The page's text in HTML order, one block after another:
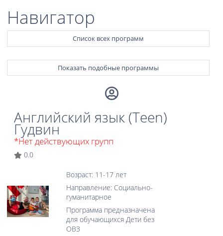
Навигатор
Список всех программ
Показать подобные программы
Английский язык (Teen)
Гудвин
*Нет действующих групп
0.0
Возраст: 11-17 лет
Направление: Социально-
гуманитарное
Программа предназначена
для обучающихся Дети без
ОВЗ